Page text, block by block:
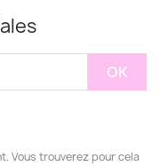
Vous trouverez pour cela